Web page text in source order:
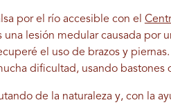
por el río accesible con el
lesión medular causada por
el uso de brazos y
dificultad, usando
de la naturaleza y, con la